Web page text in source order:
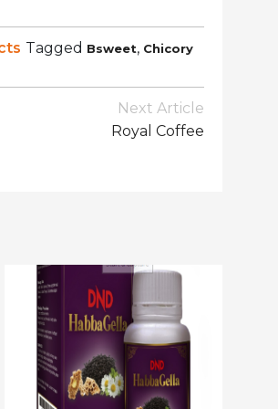
Tagged Bsweet, Chicory
Next Article
Royal Coffee